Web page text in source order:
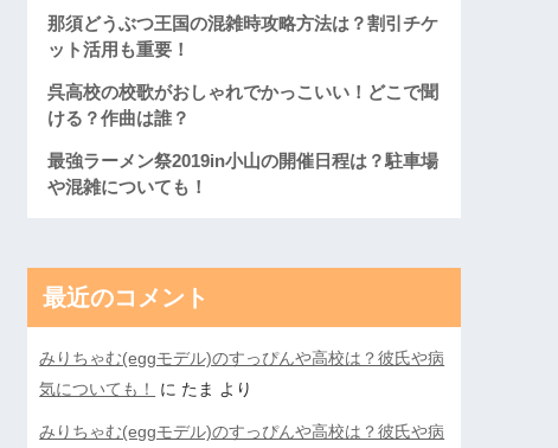
那須どうぶつ王国の混雑時攻略方法は？割引チケ
ット活用も重要！
呉高校の校歌がおしゃれでかっこいい！どこで聞
ける？作曲は誰？
最強ラーメン祭2019in小山の開催日程は？駐車場
や混雑についても！
最近のコメント
みりちゃむ(eggモデル)のすっぴんや高校は？彼氏や病
気についても！
に たま より
みりちゃむ(eggモデル)のすっぴんや高校は？彼氏や病